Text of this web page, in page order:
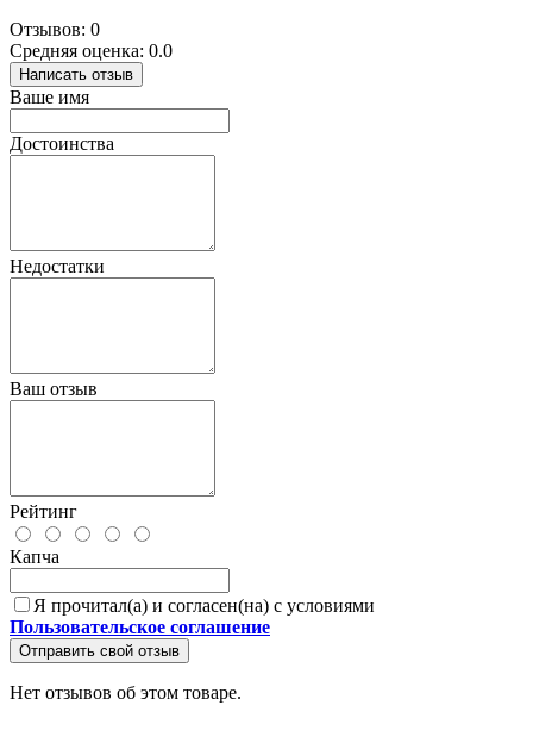
Отзывов: 0
Средняя оценка: 0.0
Написать отзыв
Ваше имя
Достоинства
Недостатки
Ваш отзыв
Рейтинг
Капча
Я прочитал(а) и согласен(на) с условиями
Пользовательское соглашение
Отправить свой отзыв
Нет отзывов об этом товаре.